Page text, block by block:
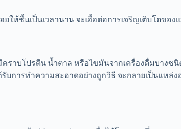
ห้ชื้นเป็นเวลานาน จะเอื้อต่อการเจริญเติบโตของ
บโปรตีน น้ำตาล หรือไขมันจากเครื่องดื่มบางชนิ
การทำความสะอาดอย่างถูกวิธี จะกลายเป็นแหล่